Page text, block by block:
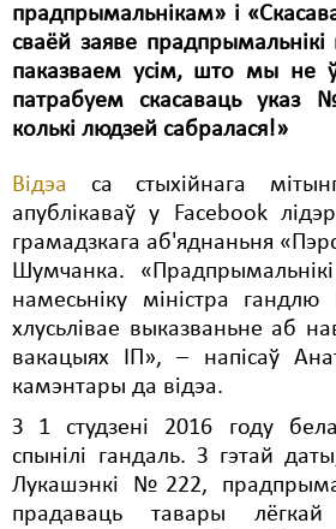
прадпрымальнікам» і
сваёй заяве прадпрымальнікі
паказваем усім, што мы не
патрабуем скасаваць указ
колькі людзей сабралася!»
Відэа са стыхійнага
апублікаваў у Facebook
грамадзкага аб'яднаньня
Шумчанка.
намесьніку міністра
хлусьлівае выказваньне аб
вакацыях ІП», – напісаў
камэнтары да відэа.
З 1 студзені 2016 году
спынілі гандаль. З гэтай
Лукашэнкі №222,
прадаваць тавары лёгкай
Правы дзіцяці
Пэнітэнцыярная сыстэма
Распальваньне варожасьці
Свабода слова
Свабода сумленьня
Суд
Сьмяротнае пакараньне
Правы працоўных
Сацыяльныя правы